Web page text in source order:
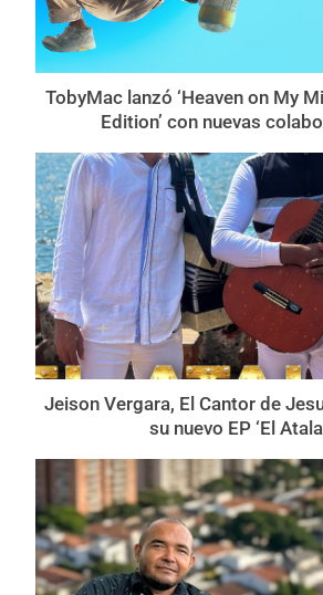
TobyMac lanzó ‘Heaven on My
Edition’ con nuevas
Jeison Vergara, El Cantor de
su nuevo EP ‘El